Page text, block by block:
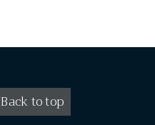
Back to top